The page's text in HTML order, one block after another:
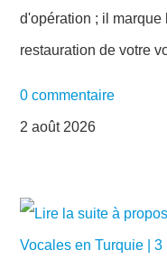
d'opération ; il
restauration de votre
0 commentaire
2 août 2026